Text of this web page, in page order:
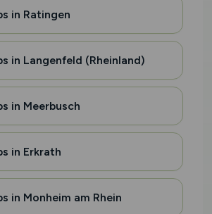
in Ratingen
in Langenfeld (Rheinland)
in Meerbusch
in Erkrath
in Monheim am Rhein